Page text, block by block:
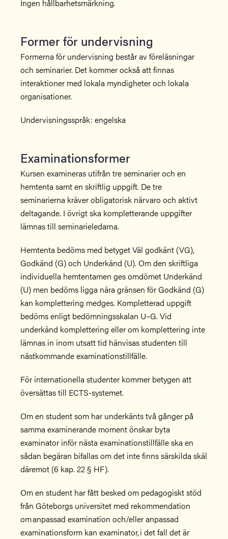
Ingen hållbarhetsmärkning.
Former för undervisning
Formerna för undervisning består av föreläsningar
och seminarier. Det kommer också att finnas
interaktioner med lokala myndigheter och lokala
organisationer.
Undervisningsspråk: engelska
Examinationsformer
Kursen examineras utifrån tre seminarier och en
hemtenta samt en skriftlig uppgift. De tre
seminarierna kräver obligatorisk närvaro och aktivt
deltagande. I övrigt ska kompletterande uppgifter
lämnas till seminarieledarna.
Hemtenta bedöms med betyget Väl godkänt (VG),
Godkänd (G) och Underkänd (U). Om den skriftliga
individuella hemtentamen ges omdömet Underkänd
(U) men bedöms ligga nära gränsen för Godkänd (G)
kan komplettering medges. Kompletterad uppgift
bedöms enligt bedömningsskalan U–G. Vid
underkänd komplettering eller om komplettering inte
lämnas in inom utsatt tid hänvisas studenten till
nästkommande examinationstillfälle.
För internationella studenter kommer betygen att
översättas till ECTS-systemet.
Om en student som har underkänts två gånger på
samma examinerande moment önskar byta
examinator inför nästa examinationstillfälle ska en
sådan begäran bifallas om det inte finns särskilda skäl
däremot (6 kap. 22 § HF).
Om en student har fått besked om pedagogiskt stöd
från Göteborgs universitet med rekommendation
om anpassad examination och/eller anpassad
examinationsform kan examinator, i det fall det är